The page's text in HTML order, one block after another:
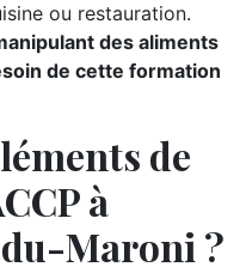
ou restauration.
des aliments
de cette formation
de
à
Maroni ?